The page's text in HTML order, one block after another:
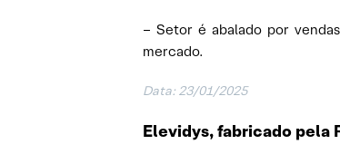
– Setor é abalado por
mercado.
Data: 23/01/2025
Elevidys, fabricado pela